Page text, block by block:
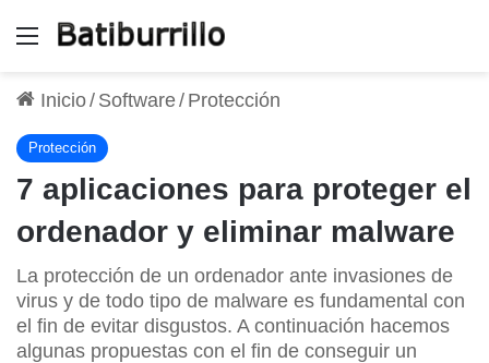
Menú
Inicio/ Software/ Protección
Protección
7 aplicaciones para proteger el
ordenador y eliminar malware
La protección de un ordenador ante invasiones de
virus y de todo tipo de malware es fundamental con
el fin de evitar disgustos. A continuación hacemos
algunas propuestas con el fin de conseguir un